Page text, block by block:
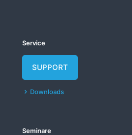
Service
SUPPORT
Downloads
Seminare